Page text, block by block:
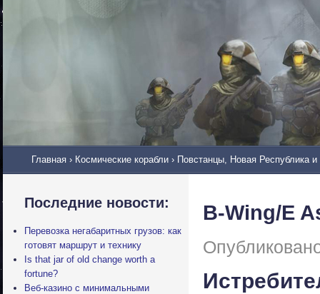
Главная › Космические корабли › Повстанцы, Новая Республика
Последние новости:
Перевозка негабаритных грузов: как
готовят маршрут и технику
Is that jar of old change worth a
fortune?
Веб-казино с минимальными
B-Wing/E